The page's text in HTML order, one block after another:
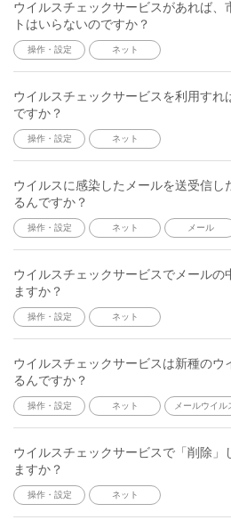
ウイルスチェックサービスがあれば、
トはいらないのですか？
操作・設定 ネット
ウイルスチェックサービスを利用すれ
ですか？
操作・設定 ネット
ウイルスに感染したメールを送受信し
るんですか？
操作・設定 ネット メール
ウイルスチェックサービスでメールの
ますか？
操作・設定 ネット
ウイルスチェックサービスは新種のウ
るんですか？
操作・設定 ネット メールウイル
ウイルスチェックサービスで「削除」
ますか？
操作・設定 ネット